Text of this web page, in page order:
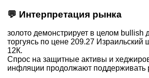
💬 Интерпретация рынка
золото демонстрирует в целом bullish
торгуясь по цене 209.27 Израильский
12К.
Спрос на защитные активы и
инфляции продолжают поддерживать